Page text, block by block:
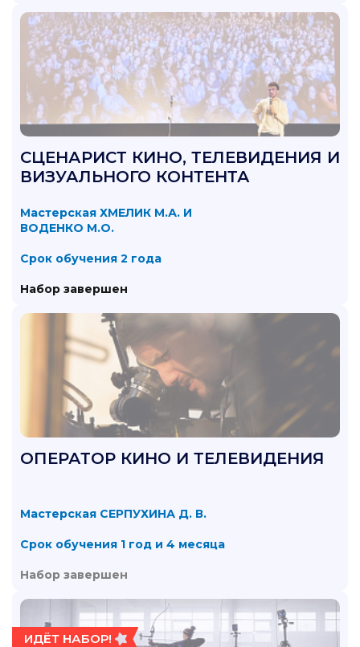
СЦЕНАРИСТ КИНО, ТЕЛЕВИДЕНИЯ И
ВИЗУАЛЬНОГО КОНТЕНТА
Мастерская ХМЕЛИК М.А. И
ВОДЕНКО М.О.
Срок обучения 2 года
Набор завершен
ОПЕРАТОР КИНО И ТЕЛЕВИДЕНИЯ
Мастерская СЕРПУХИНА Д. В.
Срок обучения 1 год и 4 месяца
Набор завершен
ИДЁТ НАБОР!